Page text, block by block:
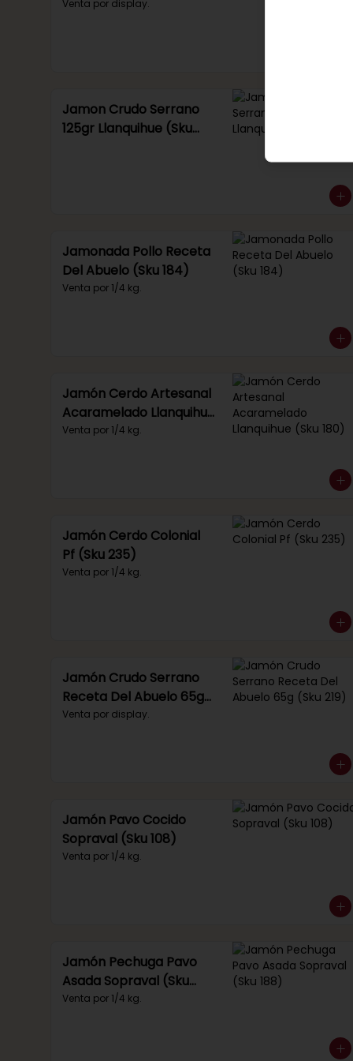
Venta por display.
Jamon Crudo Serrano
125gr Llanquihue (Sku
Jamonada Pollo Receta
Del Abuelo (Sku 184)
Venta por 1/4 kg.
Jamón Cerdo Artesanal
Acaramelado Llanquihue
(Sku 180)
Venta por 1/4 kg.
Jamón Cerdo Colonial
Pf (Sku 235)
Venta por 1/4 kg.
Jamón Crudo Serrano
Receta Del Abuelo 65g
(Sku 219)
Venta por display.
Jamón Pavo Cocido
Sopraval (Sku 108)
Venta por 1/4 kg.
Jamón Pechuga Pavo
Asada Sopraval (Sku
188)
Venta por 1/4 kg.